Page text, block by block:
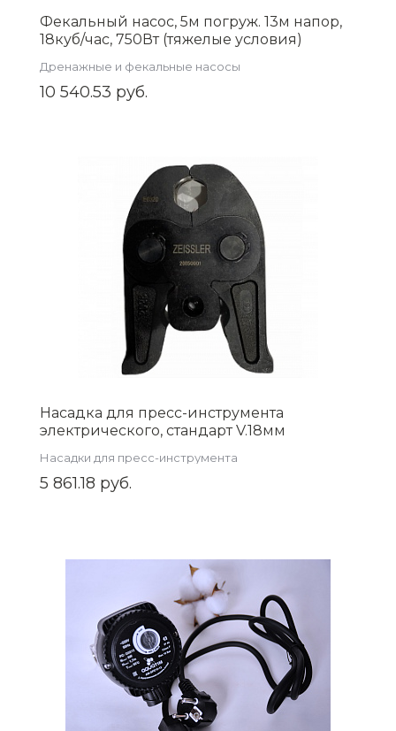
Фекальный насос, 5м погруж. 13м напор,
18куб/час, 750Вт (тяжелые условия)
Дренажные и фекальные насосы
10 540.53 руб.
Насадка для пресс-инструмента
электрического, стандарт V.18мм
Насадки для пресс-инструмента
5 861.18 руб.